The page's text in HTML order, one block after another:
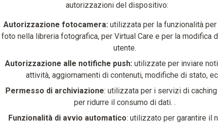
autorizzazioni del dispositivo:
Autorizzazione fotocamera: utilizzata per la funzionalità
foto nella libreria fotografica, per Virtual Care e per la modifica
utente.
Autorizzazione alle notifiche push: utilizzate per inviare
attività, aggiornamenti di contenuti, modifiche di stato,
Permesso di archiviazione: utilizzata per i servizi di
per ridurre il consumo di dati. .
Funzionalità di avvio automatico: utilizzato per garantire il